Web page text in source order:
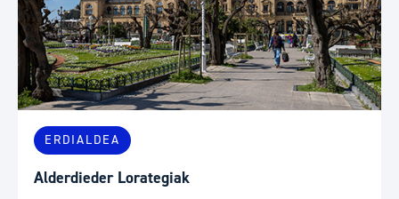
ERDIALDEA
Alderdieder Lorategiak